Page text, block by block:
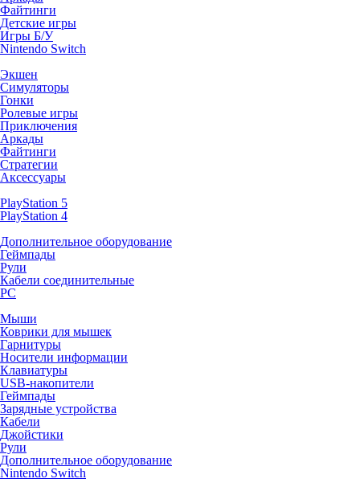
Файтинги
Детские игры
Игры Б/У
Nintendo Switch
Экшен
Симуляторы
Гонки
Ролевые игры
Приключения
Аркады
Файтинги
Стратегии
Аксессуары
PlayStation 5
PlayStation 4
Дополнительное оборудование
Геймпады
Рули
Кабели соединительные
PC
Мыши
Коврики для мышек
Гарнитуры
Носители информации
Клавиатуры
USB-накопители
Геймпады
Зарядные устройства
Кабели
Джойстики
Рули
Дополнительное оборудование
Nintendo Switch